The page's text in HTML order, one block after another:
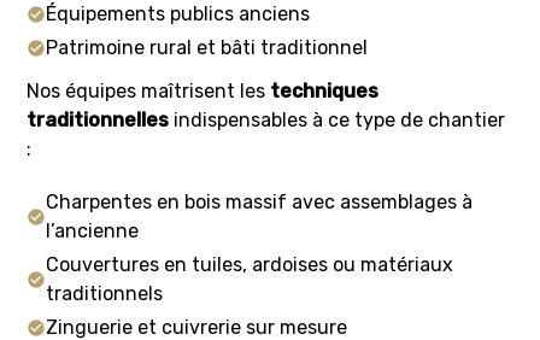
Équipements publics anciens
Patrimoine rural et bâti traditionnel
Nos équipes maîtrisent les techniques
traditionnelles indispensables à ce type de chantier
:
Charpentes en bois massif avec assemblages à
l’ancienne
Couvertures en tuiles, ardoises ou matériaux
traditionnels
Zinguerie et cuivrerie sur mesure